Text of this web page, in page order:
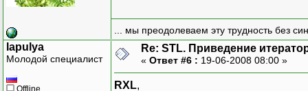
... мы преодолеваем эту трудность без
lapulya
Молодой специалист
Offline
Re: STL. Приведение
« Ответ #6 : 19-06-2008 08:00 »
RXL,